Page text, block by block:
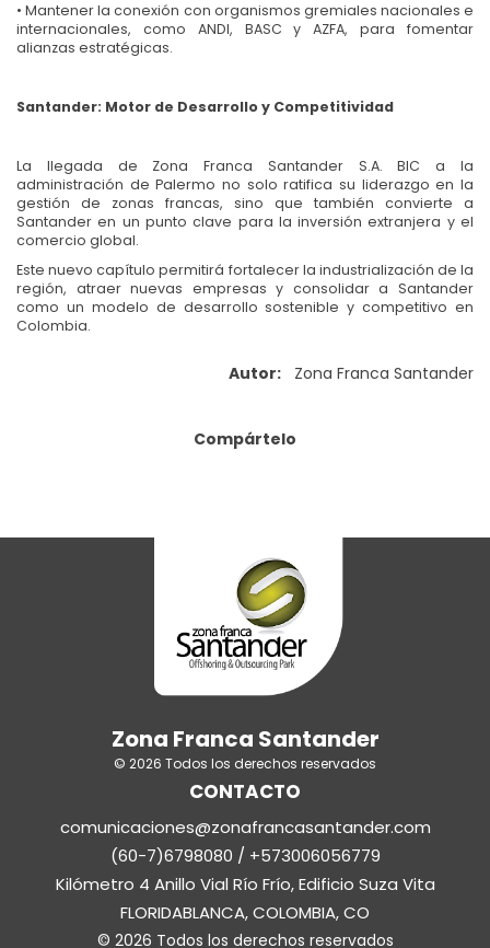
• Mantener la conexión con organismos gremiales nacionales e
internacionales, como ANDI, BASC y AZFA, para fomentar
alianzas estratégicas.
Santander: Motor de Desarrollo y Competitividad
La llegada de Zona Franca Santander S.A. BIC a la
administración de Palermo no solo ratifica su liderazgo en la
gestión de zonas francas, sino que también convierte a
Santander en un punto clave para la inversión extranjera y el
comercio global.
Este nuevo capítulo permitirá fortalecer la industrialización de la
región, atraer nuevas empresas y consolidar a Santander
como un modelo de desarrollo sostenible y competitivo en
Colombia.
Autor: Zona Franca Santander
Compártelo
Zona Franca Santander
© 2026 Todos los derechos reservados
CONTACTO
comunicaciones@zonafrancasantander.com
(60-7)6798080 / +573006056779
Kilómetro 4 Anillo Vial Río Frío, Edificio Suza Vita
FLORIDABLANCA, COLOMBIA, CO
© 2026 Todos los derechos reservados